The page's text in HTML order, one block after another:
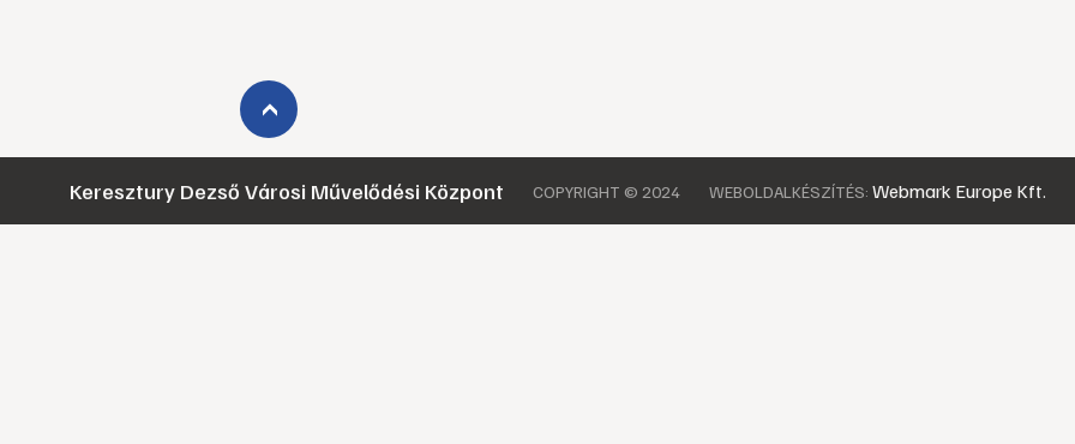
›
Keresztury Dezső Városi Művelődési Központ COPYRIGHT © 2024 WEBOLDALKÉSZÍTÉS: Webmark Europe Kft.